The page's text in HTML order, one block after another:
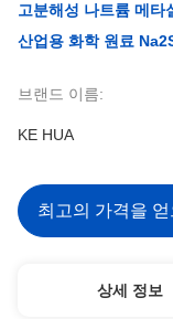
고분해성 나트륨 메타
산업용 화학 원료
브랜드 이름:
KE HUA
최고의 가격을 얻
상세 정보